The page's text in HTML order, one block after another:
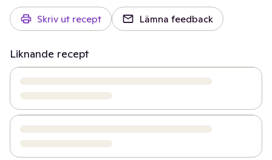
Skriv ut recept Lämna feedback
Liknande recept